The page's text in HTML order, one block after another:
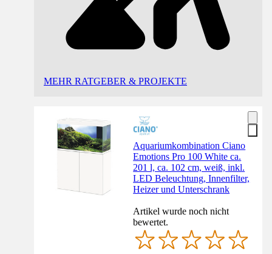
MEHR RATGEBER & PROJEKTE
Aquariumkombination Ciano
Emotions Pro 100 White ca.
201 l, ca. 102 cm, weiß, inkl.
LED Beleuchtung, Innenfilter,
Heizer und Unterschrank
Artikel wurde noch nicht
bewertet.